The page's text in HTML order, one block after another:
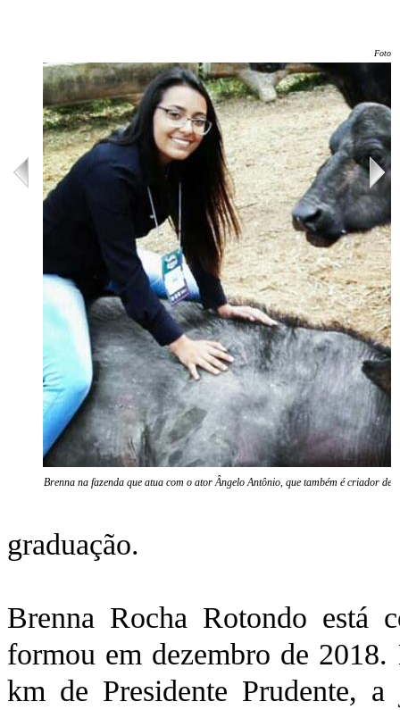
Foto:
Brenna na fazenda que atua com o ator Ângelo Antônio, que também é criador de
graduação.
Brenna Rocha Rotondo está
formou em dezembro de
km de Presidente Prudente,